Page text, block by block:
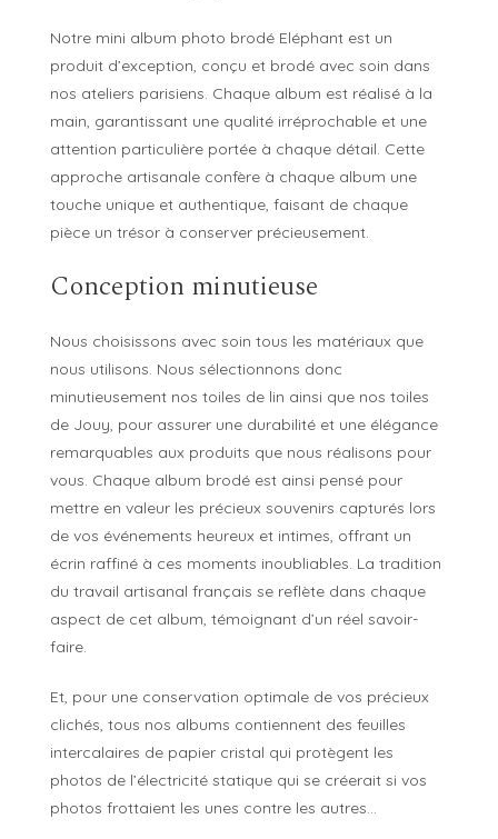
Notre mini album photo brodé Eléphant est un
produit d’exception, conçu et brodé avec soin dans
nos ateliers parisiens. Chaque album est réalisé à la
main, garantissant une qualité irréprochable et une
attention particulière portée à chaque détail. Cette
approche artisanale confère à chaque album une
touche unique et authentique, faisant de chaque
pièce un trésor à conserver précieusement.
Conception minutieuse
Nous choisissons avec soin tous les matériaux que
nous utilisons. Nous sélectionnons donc
minutieusement nos toiles de lin ainsi que nos toiles
de Jouy, pour assurer une durabilité et une élégance
remarquables aux produits que nous réalisons pour
vous. Chaque album brodé est ainsi pensé pour
mettre en valeur les précieux souvenirs capturés lors
de vos événements heureux et intimes, offrant un
écrin raffiné à ces moments inoubliables. La tradition
du travail artisanal français se reflète dans chaque
aspect de cet album, témoignant d’un réel savoir-
faire.
Et, pour une conservation optimale de vos précieux
clichés, tous nos albums contiennent des feuilles
intercalaires de papier cristal qui protègent les
photos de l’électricité statique qui se créerait si vos
photos frottaient les unes contre les autres…